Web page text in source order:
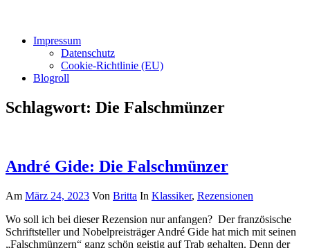
Impressum
Datenschutz
Cookie-Richtlinie (EU)
Blogroll
Schlagwort: Die Falschmünzer
André Gide: Die Falschmünzer
Am März 24, 2023 Von Britta In Klassiker, Rezensionen
Wo soll ich bei dieser Rezension nur anfangen? Der französische
Schriftsteller und Nobelpreisträger André Gide hat mich mit seinen
„Falschmünzern“ ganz schön geistig auf Trab gehalten. Denn der